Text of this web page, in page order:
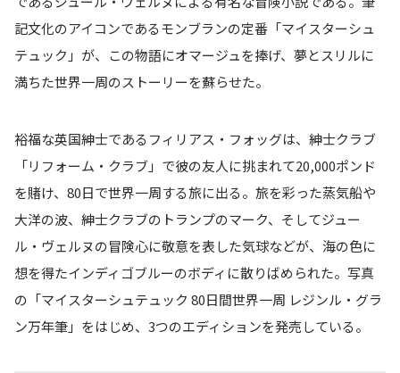
記文化のアイコンであるモンブランの定番「マイスターシュ
テュック」が、この物語にオマージュを捧げ、夢とスリルに
満ちた世界一周のストーリーを蘇らせた。
裕福な英国紳士であるフィリアス・フォッグは、紳士クラブ
「リフォーム・クラブ」で彼の友人に挑まれて20,000ポンド
を賭け、80日で世界一周する旅に出る。旅を彩った蒸気船や
大洋の波、紳士クラブのトランプのマーク、そしてジュー
ル・ヴェルヌの冒険心に敬意を表した気球などが、海の色に
想を得たインディゴブルーのボディに散りばめられた。写真
の「マイスターシュテュック 80日間世界一周 レジンル・グラ
ン万年筆」をはじめ、3つのエディションを発売している。